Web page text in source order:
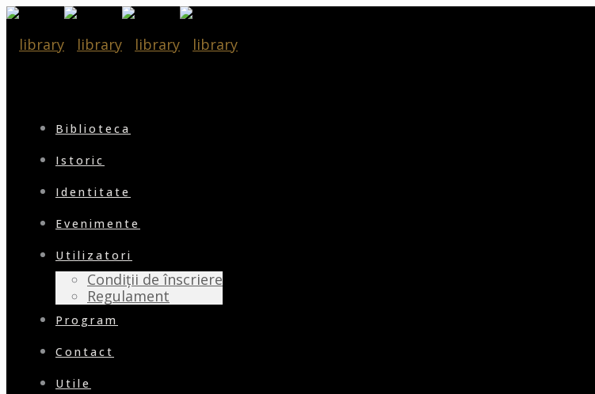
Biblioteca
Istoric
Identitate
Evenimente
Utilizatori
Condiții de înscriere
Regulament
Program
Contact
Utile